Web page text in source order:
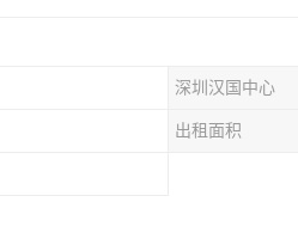
深圳汉国中心
出租面积